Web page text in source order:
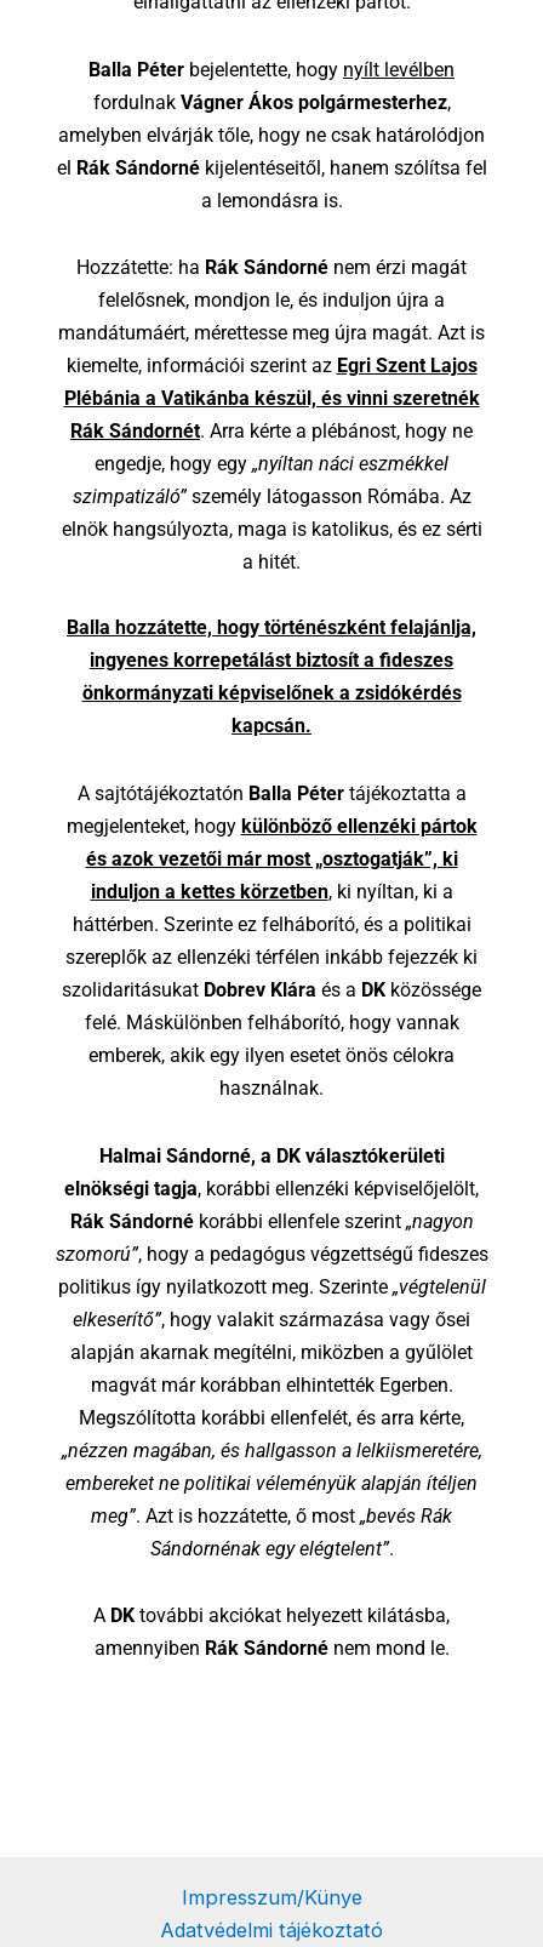
Balla Péter bejelentette, hogy nyílt levélben
fordulnak Vágner Ákos polgármesterhez,
amelyben elvárják tőle, hogy ne csak határolódjon
el Rák Sándornékijelentéseitől, hanem szólítsa fel
a lemondásra is.
Hozzátette: ha Rák Sándorné nem érzi magát
felelősnek, mondjon le, és induljon újra a
mandátumáért, mérettesse meg újra magát. Azt is
kiemelte, információi szerint az Egri Szent Lajos
Plébánia a Vatikánba készül, és vinni szeretnék
Rák Sándornét. Arra kérte a plébánost, hogy ne
engedje, hogy egy „nyíltan náci eszmékkel
szimpatizáló”személy látogasson Rómába. Az
elnök hangsúlyozta, maga is katolikus, és ez sérti
a hitét.
Balla hozzátette, hogy történészként felajánlja,
ingyenes korrepetálást biztosít a fideszes
önkormányzati képviselőnek a zsidókérdés
kapcsán.
A sajtótájékoztatón Balla Pétertájékoztatta a
megjelenteket, hogy különböző ellenzéki pártok
és azok vezetői már most „osztogatják”, ki
induljon a kettes körzetben, ki nyíltan, ki a
háttérben. Szerinte ez felháborító, és a politikai
szereplők az ellenzéki térfélen inkább fejezzék ki
szolidaritásukat Dobrev Klára és a DK közössége
felé. Máskülönben felháborító, hogy vannak
emberek, akik egy ilyen esetet önös célokra
használnak.
Halmai Sándorné, a DK választókerületi
elnökségi tagja, korábbi ellenzéki képviselőjelölt,
Rák Sándornékorábbi ellenfele szerint „nagyon
szomorú”, hogy a pedagógus végzettségű fideszes
politikus így nyilatkozott meg. Szerinte „végtelenül
elkeserítő”, hogy valakit származása vagy ősei
alapján akarnak megítélni, miközben a gyűlölet
magvát már korábban elhintették Egerben.
Megszólította korábbi ellenfelét, és arra kérte,
„nézzen magában, és hallgasson a lelkiismeretére,
embereket ne politikai véleményük alapján ítéljen
meg”. Azt is hozzátette, ő most „bevés Rák
Sándornénak egy elégtelent”.
A DK további akciókat helyezett kilátásba,
amennyiben Rák Sándornénem mond le.
Impresszum/Künye
Adatvédelmi tájékoztató